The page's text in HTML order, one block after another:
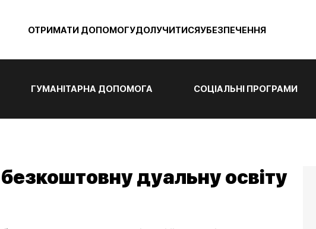
ОТРИМАТИ ДОПОМОГУДОЛУЧИТИСЯУБЕЗПЕЧЕННЯ
ГУМАНІТАРНА ДОПОМОГА СОЦІАЛЬНІ ПРОГРАМИ
дуальну освіту